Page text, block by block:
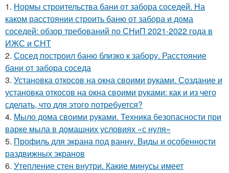
1. Нормы строительства бани от забора соседей. На
каком расстоянии строить баню от забора и дома
соседей: обзор требований по СНиП 2021-2022 года в
ИЖС и СНТ
2. Сосед построил баню близко к забору. Расстояние
бани от забора соседа
3. Установка откосов на окна своими руками. Создание и
установка откосов на окна своими руками: как и из чего
сделать, что для этого потребуется?
4. Мыло дома своими руками. Техника безопасности при
варке мыла в домашних условиях «с нуля»
5. Профиль для экрана под ванну. Виды и особенности
раздвижных экранов
6. Утепление стен внутри. Какие минусы имеет